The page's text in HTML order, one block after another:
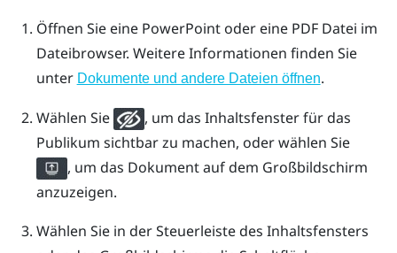
Öffnen Sie eine PowerPointoder eine PDF Datei im
Dateibrowser. Weitere Informationen finden Sie
unter Dokumente und andere Dateien öffnen.
Wählen Sie
, um das Inhaltsfenster für das
Publikum sichtbar zu machen, oder wählen Sie
, um das Dokument auf dem Großbildschirm
anzuzeigen.
Wählen Sie in der Steuerleiste des Inhaltsfensters